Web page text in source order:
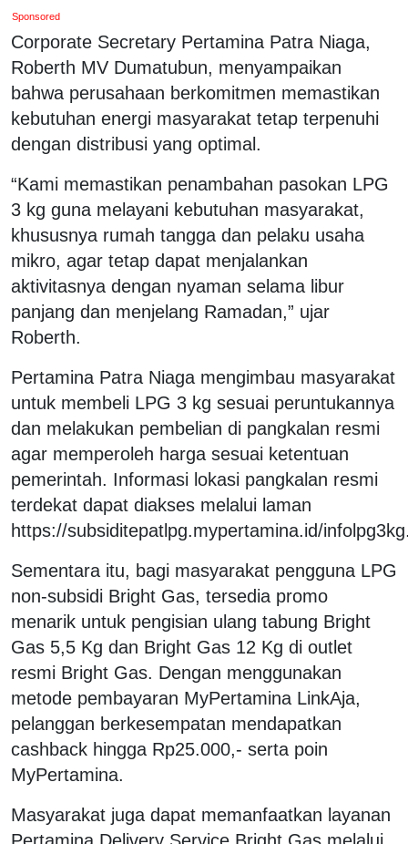
Sponsored
Corporate Secretary Pertamina Patra Niaga,
Roberth MV Dumatubun, menyampaikan
bahwa perusahaan berkomitmen memastikan
kebutuhan energi masyarakat tetap terpenuhi
dengan distribusi yang optimal.
“Kami memastikan penambahan pasokan LPG
3 kg guna melayani kebutuhan masyarakat,
khususnya rumah tangga dan pelaku usaha
mikro, agar tetap dapat menjalankan
aktivitasnya dengan nyaman selama libur
panjang dan menjelang Ramadan,” ujar
Roberth.
Pertamina Patra Niaga mengimbau masyarakat
untuk membeli LPG 3 kg sesuai peruntukannya
dan melakukan pembelian di pangkalan resmi
agar memperoleh harga sesuai ketentuan
pemerintah. Informasi lokasi pangkalan resmi
terdekat dapat diakses melalui laman
https://subsiditepatlpg.mypertamina.id/
Sementara itu, bagi masyarakat pengguna LPG
non-subsidi Bright Gas, tersedia promo
menarik untuk pengisian ulang tabung Bright
Gas 5,5 Kg dan Bright Gas 12 Kg di outlet
resmi Bright Gas. Dengan menggunakan
metode pembayaran MyPertamina LinkAja,
pelanggan berkesempatan mendapatkan
cashback hingga Rp25.000,- serta poin
MyPertamina.
Masyarakat juga dapat memanfaatkan layanan